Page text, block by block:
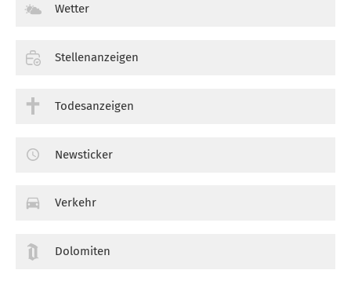
Wetter
Stellenanzeigen
Todesanzeigen
Newsticker
Verkehr
Dolomiten